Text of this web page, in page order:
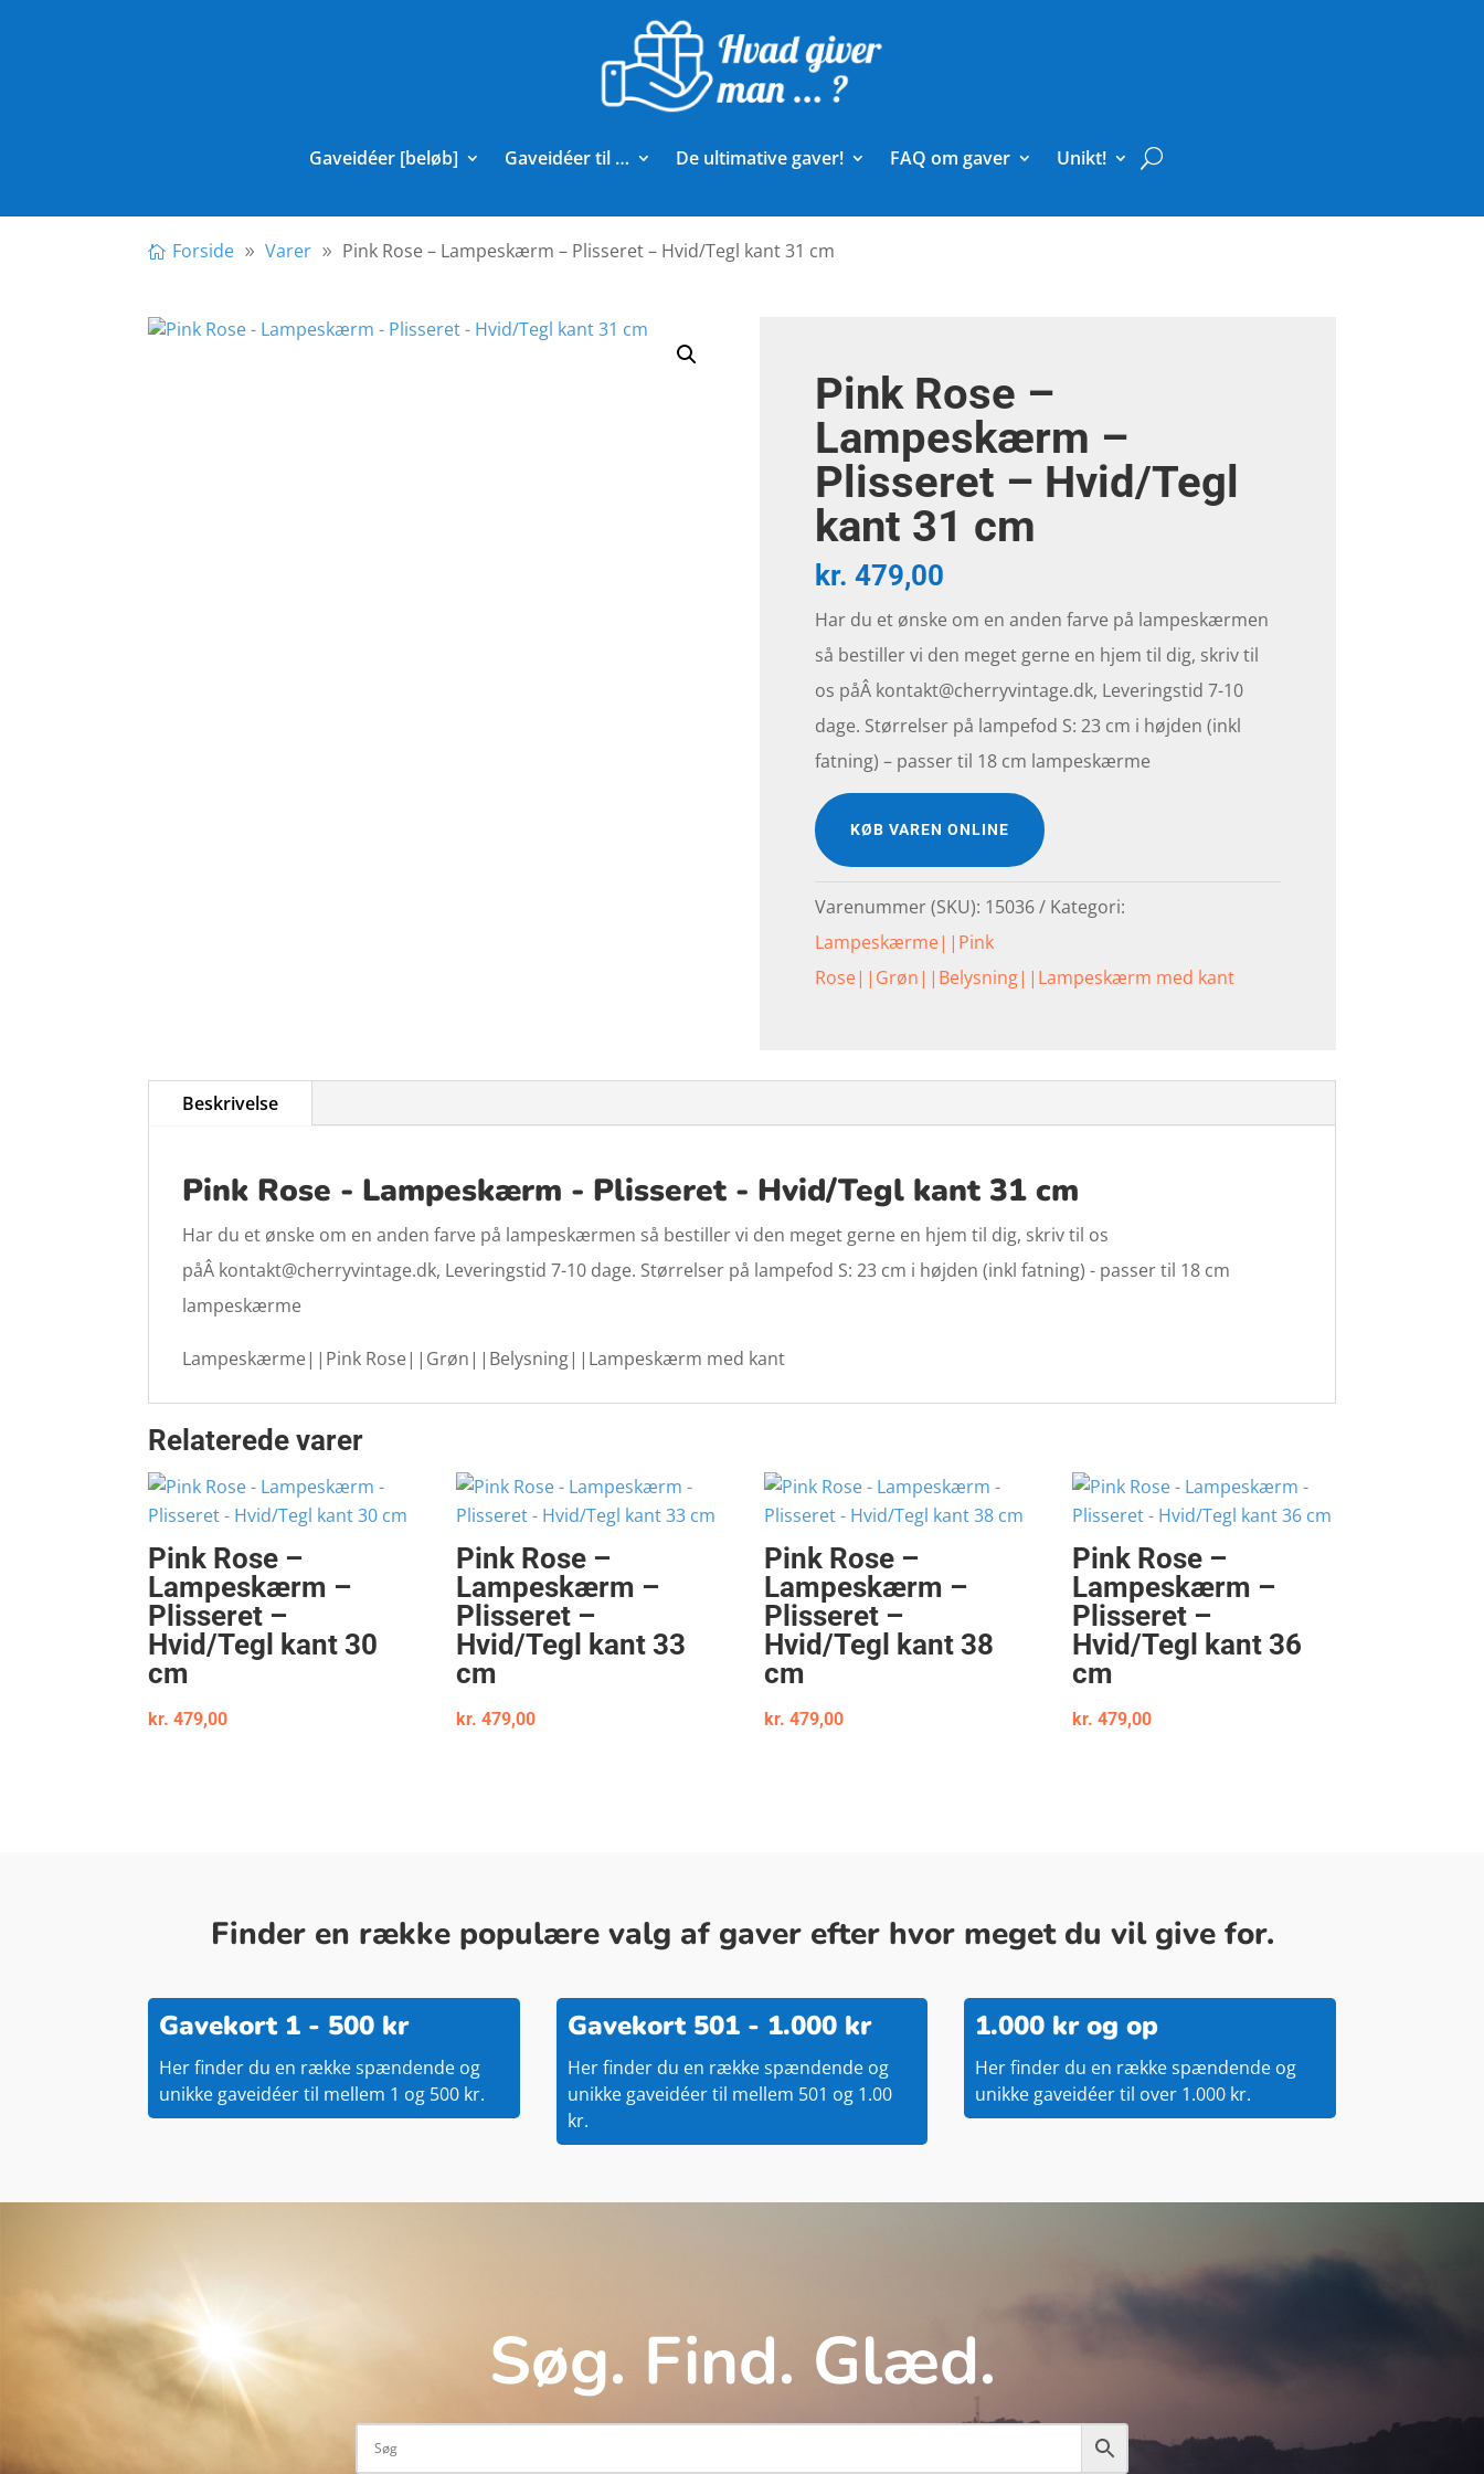
Gaveidéer [beløb] Gaveidéer til … De ultimative gaver! FAQ om gaver Unikt!
Forside Varer Pink Rose – Lampeskærm – Plisseret – Hvid/Tegl kant 31 cm
Pink Rose –
Lampeskærm –
Plisseret – Hvid/Tegl
kant 31 cm
kr. 479,00
Har du et ønske om en anden farve på lampeskærmen
så bestiller vi den meget gerne en hjem til dig, skriv til
os påÂ kontakt@cherryvintage.dk, Leveringstid 7-10
dage. Størrelser på lampefod S: 23 cm i højden (inkl
fatning) – passer til 18 cm lampeskærme
KØB VAREN ONLINE
Varenummer (SKU): 15036
Kategori:
Lampeskærme||Pink
Rose||Grøn||Belysning||Lampeskærm med kant
Beskrivelse
Pink Rose - Lampeskærm - Plisseret - Hvid/Tegl kant 31 cm
Har du et ønske om en anden farve på lampeskærmen så bestiller vi den meget gerne en hjem til dig, skriv til os
påÂ kontakt@cherryvintage.dk, Leveringstid 7-10 dage. Størrelser på lampefod S: 23 cm i højden (inkl fatning) - passer til 18 cm
lampeskærme
Lampeskærme||Pink Rose||Grøn||Belysning||Lampeskærm med kant
Relaterede varer
Pink Rose –
Lampeskærm –
Plisseret –
Hvid/Tegl kant 30
cm
kr. 479,00
Pink Rose –
Lampeskærm –
Plisseret –
Hvid/Tegl kant 33
cm
kr. 479,00
Pink Rose –
Lampeskærm –
Plisseret –
Hvid/Tegl kant 38
cm
kr. 479,00
Pink Rose –
Lampeskærm –
Plisseret –
Hvid/Tegl kant 36
cm
kr. 479,00
Finder en række populære valg af gaver efter hvor meget du vil give for.
Gavekort 1 - 500 kr
Her finder du en række spændende og
unikke gaveidéer til mellem 1 og 500 kr.
Gavekort 501 - 1.000 kr
Her finder du en række spændende og
unikke gaveidéer til mellem 501 og 1.00
kr.
1.000 kr og op
Her finder du en række spændende og
unikke gaveidéer til over 1.000 kr.
Søg. Find. Glæd.